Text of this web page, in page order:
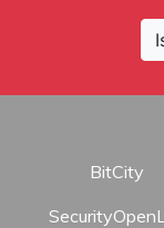
BitCity